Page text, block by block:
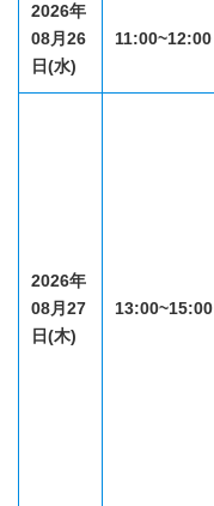
2026年
08月26
日(水)
11:00~12:00
2026年
08月27
日(木)
13:00~15:00